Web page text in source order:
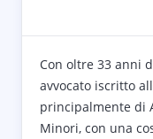
Con oltre 33 anni
avvocato iscritto
principalmente di
Minori, con una